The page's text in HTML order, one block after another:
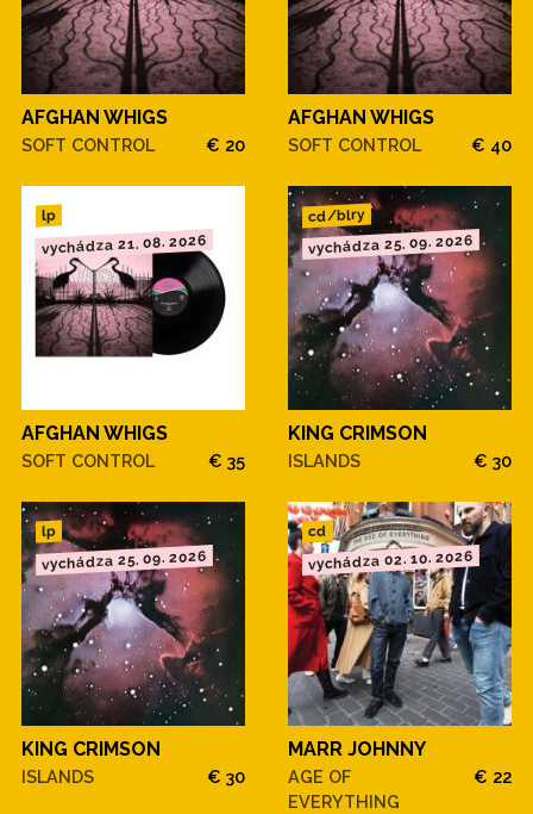
AFGHAN WHIGS
SOFT CONTROL € 20
AFGHAN WHIGS
SOFT CONTROL € 40
lp
vychádza 21. 08. 2026
AFGHAN WHIGS
SOFT CONTROL € 35
cd/blry
vychádza 25. 09. 2026
KING CRIMSON
ISLANDS € 30
lp
vychádza 25. 09. 2026
KING CRIMSON
ISLANDS € 30
cd
vychádza 02. 10. 2026
MARR JOHNNY
AGE OF
EVERYTHING
€ 22